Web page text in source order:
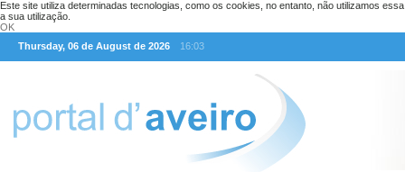
Este site utiliza determinadas tecnologias, como os cookies, no entanto, não utilizamos
a sua utilização.
OK
Thursday, 06 de August de 2026
16:03